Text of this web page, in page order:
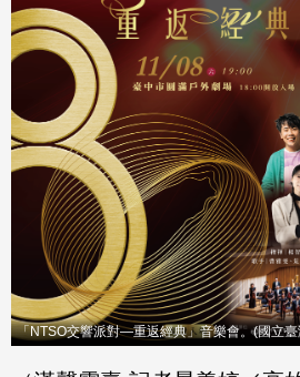
至
Fac
eBo
ok
至
Line
「NTSO交響派對—重返經典」音樂會。(國立